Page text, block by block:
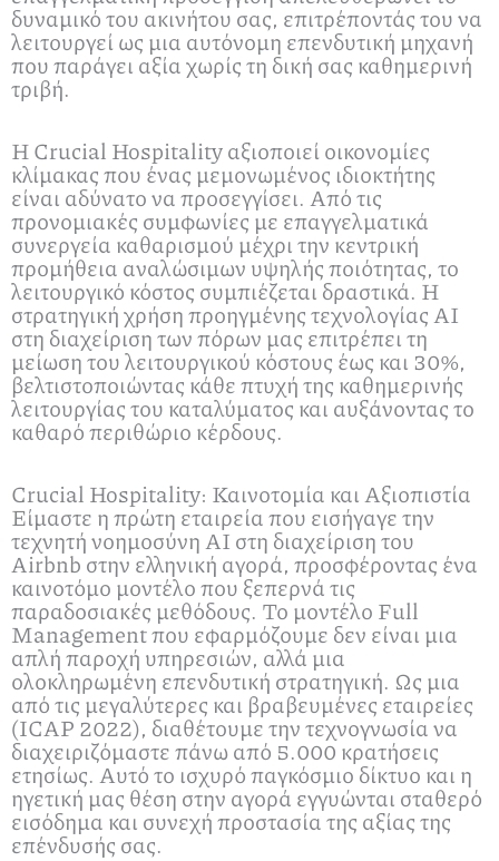
δυναμικό του ακινήτου σας, επιτρέποντάς του να
λειτουργεί ως μια αυτόνομη επενδυτική μηχανή
που παράγει αξία χωρίς τη δική σας καθημερινή
τριβή.
Η Crucial Hospitality αξιοποιεί οικονομίες
κλίμακας που ένας μεμονωμένος ιδιοκτήτης
είναι αδύνατο να προσεγγίσει. Από τις
προνομιακές συμφωνίες με επαγγελματικά
συνεργεία καθαρισμού μέχρι την κεντρική
προμήθεια αναλώσιμων υψηλής ποιότητας, το
λειτουργικό κόστος συμπιέζεται δραστικά. Η
στρατηγική χρήση προηγμένης τεχνολογίας ΑΙ
στη διαχείριση των πόρων μας επιτρέπει τη
μείωση του λειτουργικού κόστους έως και 30%,
βελτιστοποιώντας κάθε πτυχή της καθημερινής
λειτουργίας του καταλύματος και αυξάνοντας το
καθαρό περιθώριο κέρδους.
Crucial Hospitality: Καινοτομία και Αξιοπιστία
Είμαστε η πρώτη εταιρεία που εισήγαγε την
τεχνητή νοημοσύνη ΑΙ στη διαχείριση του
Airbnb στην ελληνική αγορά, προσφέροντας ένα
καινοτόμο μοντέλο που ξεπερνά τις
παραδοσιακές μεθόδους. Το μοντέλο Full
Management που εφαρμόζουμε δεν είναι μια
απλή παροχή υπηρεσιών, αλλά μια
ολοκληρωμένη επενδυτική στρατηγική. Ως μια
από τις μεγαλύτερες και βραβευμένες εταιρείες
(ICAP 2022), διαθέτουμε την τεχνογνωσία να
διαχειριζόμαστε πάνω από 5.000 κρατήσεις
ετησίως. Αυτό το ισχυρό παγκόσμιο δίκτυο και η
ηγετική μας θέση στην αγορά εγγυώνται σταθερό
εισόδημα και συνεχή προστασία της αξίας της
επένδυσής σας.